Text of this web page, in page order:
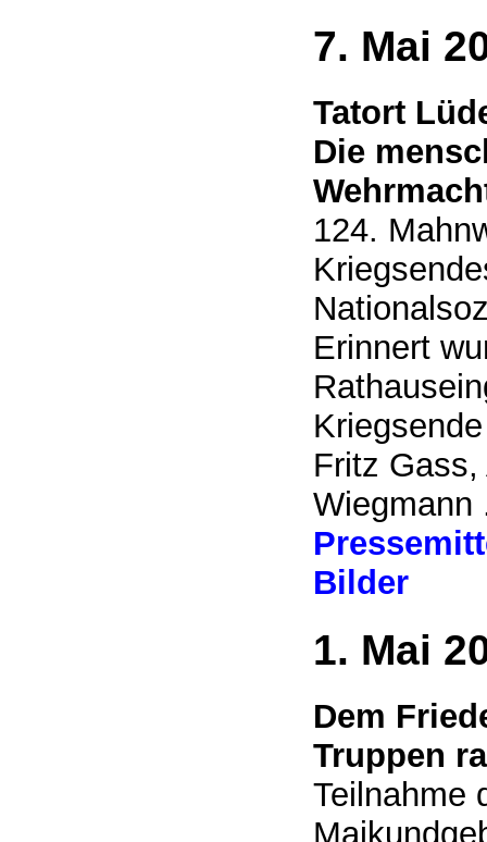
7. Mai
Tatort
Die
124.
Erinnert
Fritz
Wiegmann
Bilder
1. Mai
Dem
Truppen
Teilnahme